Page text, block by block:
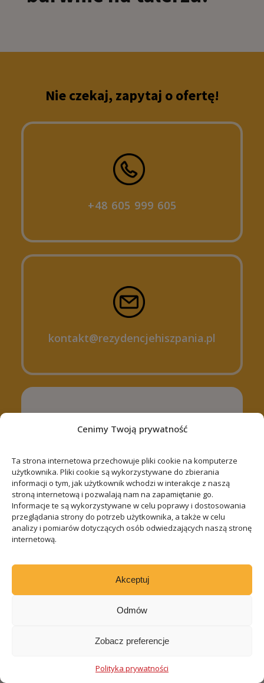
Cenimy Twoją prywatność
Ta strona internetowa przechowuje pliki cookie na komputerze
użytkownika. Pliki cookie są wykorzystywane do zbierania
informacji o tym, jak użytkownik wchodzi w interakcje z naszą
stroną internetową i pozwalają nam na zapamiętanie go.
Informacje te są wykorzystywane w celu poprawy i dostosowania
przeglądania strony do potrzeb użytkownika, a także w celu
analizy i pomiarów dotyczących osób odwiedzających naszą stronę
internetową.
Akceptuj
Odmów
Zobacz preferencje
Polityka prywatności
Nie czekaj, zapytaj o ofertę!
+48 605 999 605
kontakt@rezydencjehiszpania.pl
Znajdziesz nas: